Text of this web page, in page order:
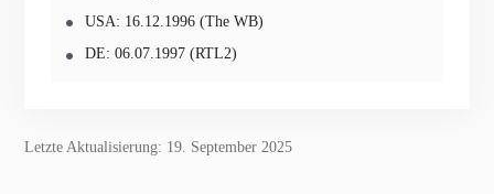
USA: 16.12.1996 (The WB)
DE: 06.07.1997 (RTL2)
Letzte Aktualisierung: 19. September 2025